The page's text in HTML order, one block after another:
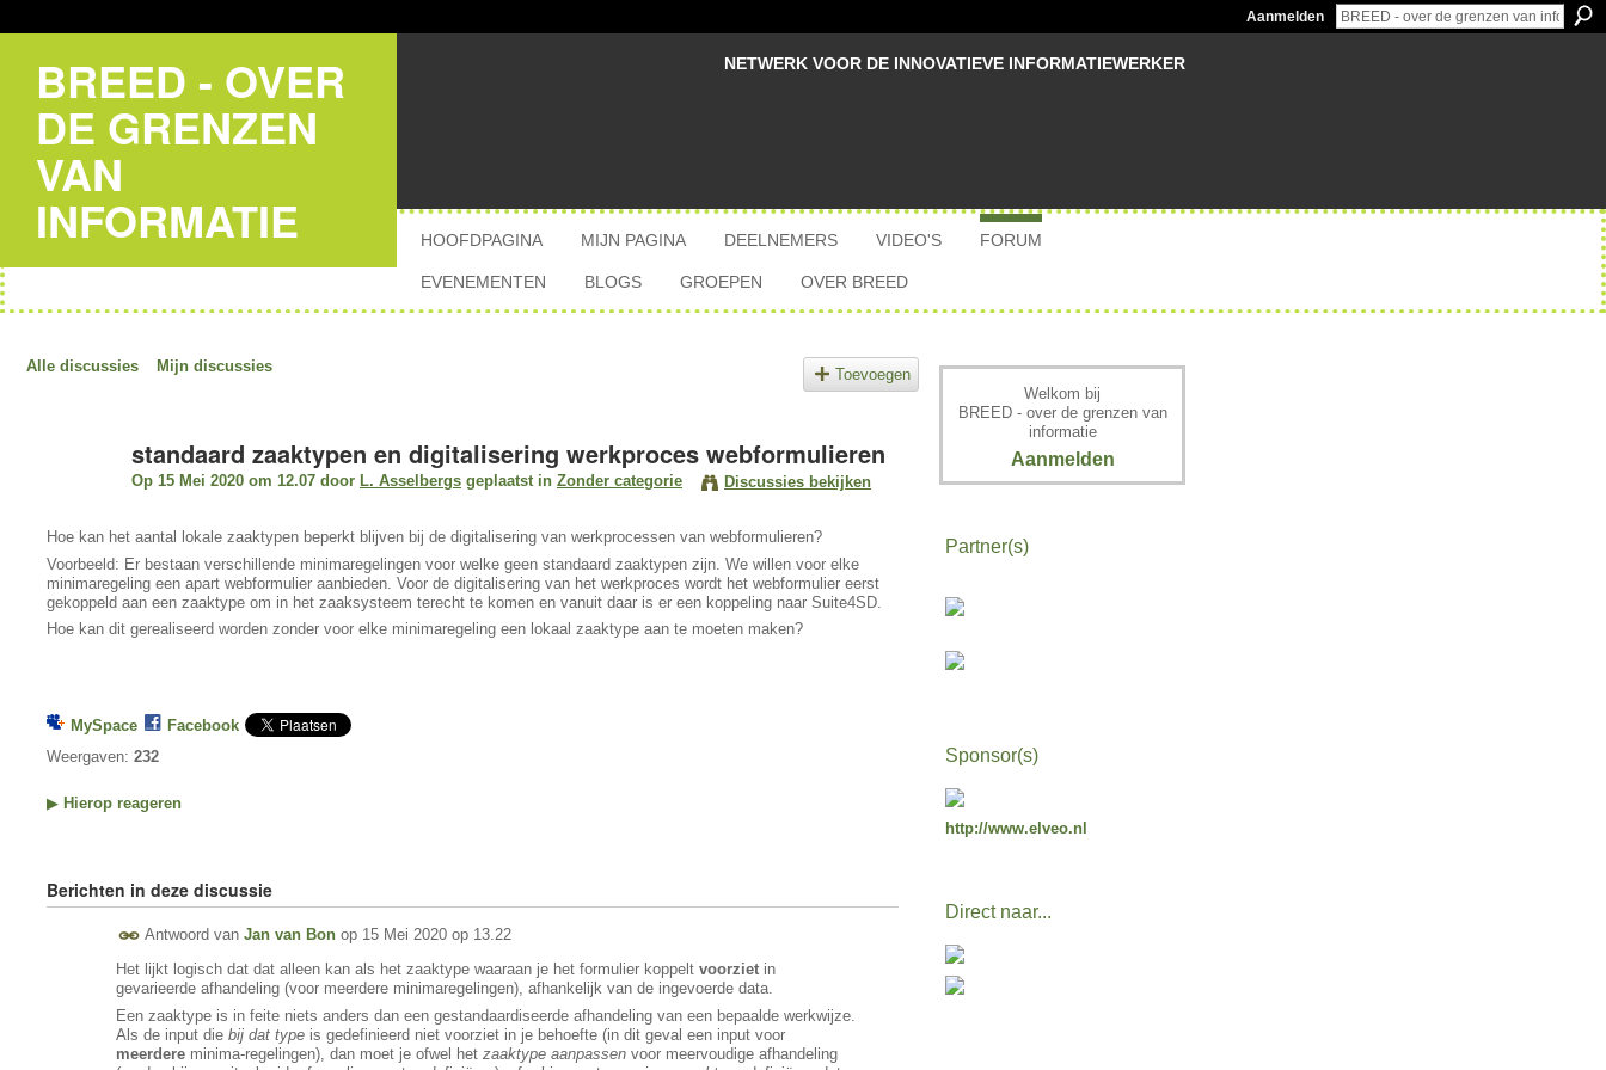
Aanmelden
BREED - OVER
DE GRENZEN
VAN
INFORMATIE
NETWERK VOOR DE INNOVATIEVE INFORMATIEWERKER
HOOFDPAGINA MIJN PAGINA DEELNEMERS VIDEO'S FORUM
EVENEMENTEN BLOGS GROEPEN OVER BREED
Alle discussies Mijn discussies Toevoegen
standaard zaaktypen en digitalisering werkproces webformulieren
Op 15 Mei 2020 om 12.07 door L. Asselbergs geplaatst in Zonder categorie Discussies bekijken
Hoe kan het aantal lokale zaaktypen beperkt blijven bij de digitalisering van werkprocessen van webformulieren?
Voorbeeld: Er bestaan verschillende minimaregelingen voor welke geen standaard zaaktypen zijn. We willen voor elke
minimaregeling een apart webformulier aanbieden. Voor de digitalisering van het werkproces wordt het webformulier eerst
gekoppeld aan een zaaktype om in het zaaksysteem terecht te komen en vanuit daar is er een koppeling naar Suite4SD.
Hoe kan dit gerealiseerd worden zonder voor elke minimaregeling een lokaal zaaktype aan te moeten maken?
MySpace
Facebook
Weergaven: 232
▶ Hierop reageren
Berichten in deze discussie
Antwoord van Jan van Bon op 15 Mei 2020 op 13.22
Het lijkt logisch dat dat alleen kan als het zaaktype waaraan je het formulier koppelt voorziet in
gevarieerde afhandeling (voor meerdere minimaregelingen), afhankelijk van de ingevoerde data.
Een zaaktype is in feite niets anders dan een gestandaardiseerde afhandeling van een bepaalde werkwijze.
Als de input die bij dat type is gedefinieerd niet voorziet in je behoefte (in dit geval een input voor
meerdere minima-regelingen), dan moet je ofwel het zaaktype aanpassen voor meervoudige afhandeling
Welkom bij
BREED - over de grenzen van
informatie
Aanmelden
Partner(s)
Sponsor(s)
http://www.elveo.nl
Direct naar...